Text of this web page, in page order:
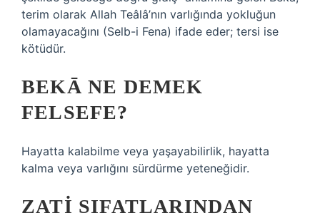
terim olarak Allah Teâlâ’nın varlığında yokluğun
olamayacağını (Selb-i Fena) ifade eder; tersi ise
kötüdür.
BEKĀ NE DEMEK
FELSEFE?
Hayatta kalabilme veya yaşayabilirlik, hayatta
kalma veya varlığını sürdürme yeteneğidir.
ZATI SIFATLARINDAN